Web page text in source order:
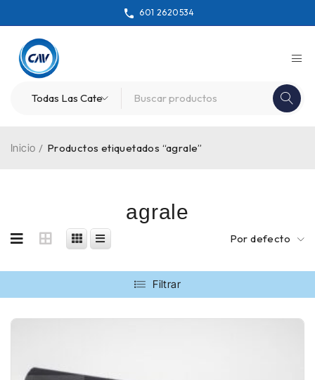
601 2620534
agrale
Inicio / Productos etiquetados “agrale”
Por defecto
Filtrar